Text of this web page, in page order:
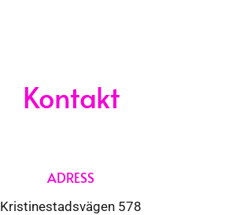
Kontakt
ADRESS
Kristinestadsvägen 578